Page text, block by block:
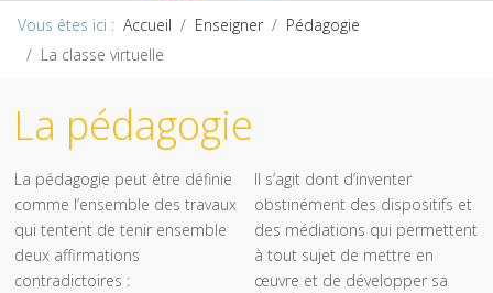
Vous êtes ici : Accueil Enseigner
Pédagogie
La classe virtuelle
La pédagogie
La pédagogie peut être définie
comme l’ensemble des travaux
qui tentent de tenir ensemble
deux affirmations
contradictoires :
Il s’agit dont d’inventer
obstinément des dispositifs et
des médiations qui permettent
à tout sujet de mettre en
œuvre et de développer sa